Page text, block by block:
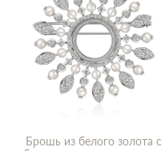
Брошь из белого золота с